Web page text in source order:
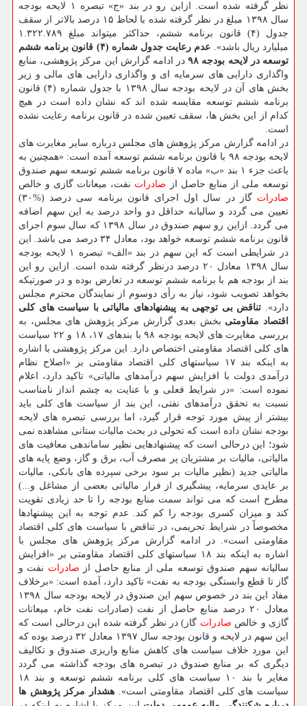
نظر گرفته شده است. ازاین رو در بند «ج» تبصره ۱ لایحه بودجه
سال ۱۳۹۸ مبلغ در نظر گرفته شده با لحاظ ۱۵ درصد بالاتر از سقف
جدول (۴) قانون برنامه ششم، حداكثر میتواند مبلغ ۱.۳۲۲.۷۸۹
میلیارد ریال باشد».
عدم رعایت جدول شماره (۴) قانون برنامه ششم
توسعه در لایحه بودجه ۹۸
در ادامه گزارش این مركز پژوهشی، منابع
واگذاری دارایی های سرمایه ای و واگذاری دارایی های مالی و زیر
بخش های آن در لایحه بودجه سال ۱۳۹۸ با جدول شماره (۴) قانون
برنامه ششم توسعه مقایسه شده اند كه نشان داده است در هیچ
كدام از این بخش ها، سقف تعیین شده در قانون برنامه رعایت نشده
است.
در ادامه گزارش مركز پژوهش های مجلس درباره سایر مغایرت های
لایحه بودجه ۹۸ با قانون برنامه ششم توسعه آمده است: «همچنین به
باعث جزء ۱ بند «ب» ماده ۷ قانون برنامه ششم توسعه سهم صندوق
توسعه ملی از منابع حاصل از صادرات نفت، میعانات گازی و خالص
صادرات
گاز در سال اول اجرای قانون برنامه سی درصد (%۳۰)
تعیین می گردد و سالیانه حداقل دو واحد درصد به این سهم اضافه
می گردد. ازاین رو سهم صندوق در سال ۱۳۹۸ كه سال سوم اجرای
قانون برنامه ششم توسعه خواهد بود، معادل ۳۴ درصد می باشد. این
در شرایطی است كه این سهم در بند «الف» تبصره ۱ لایحه بودجه
سال ۱۳۹۸ معادل ۲۰ درصد درنظر گرفته شده است. ازاین رو این
بند از بودجه هم با برنامه ششم توسعه در تعارض بوده و در صورتیكه
بخواهد تصویب شود، نیاز به رأی دوسوم از نمایندگان محترم مجلس
دارد». تناقض بی توجهی به پیشنهادهای مالیاتی با سیاست های كلی
اقتصاد مقاومتی بخش بعدی گزارش مركز پژوهش های مجلس، به
بررسی مغایرت های لایحه بودجه ۹۸ با بندهای ۱۷، ۱۸ و ۲۲ سیاست
های كلی اقتصاد مقاومتی اختصاص دارد. این مركز پژوهشی با اشاره
به اینكه بند ۱۷ سیاستهای كلی اقتصاد مقاومتی بر «اصلاح نظام
درآمدی دولت با افزایش سهم درآمدهای مالیاتی» تاكید دارد، اعلام
نموده است: «در شرایط فعلی و با عنایت به چشم انداز نامناسب
نسبت به تحقق درآمدهای نفتی، این بند از سیاست های كلی باید
بیشتر از پیش مورد توجه قرار گیرد، اما بررسی تبصره های لایحه
بودجه نشان داده است كه تحولی در بحث مالیات ستانی مشاهده نمی
شود؛ این درحالی است كه پیشنهادهایی نظیر ساماندهی معافیت های
مالیاتی، مالیات بر مشتریان پر مصرف آب، برق و گاز، وضع پایه های
مالیاتی جدید (نظیر مالیات بر سود برخی سپرده های بانكی، مالیات
بر عایدی سرمایه، پیشگیری از فرار مالیاتی بعضی از مشاغل و...)
مطرح است كه می تواند سمت منابع بودجه را تا حد زیادی تقویت
كند و میزان كسری بودجه را كم كند. عدم توجه به این پیشنهادها
مخصوصاً در شرایط تحریمی، در تناقض با سیاست های كلی اقتصاد
مقاومتی است». در ادامه گزارش مركز پژوهش های مجلس با
اشاره به اینكه بند ۱۸ سیاستهای كلی اقتصاد مقاومتی بر «افزایش
سالیانه سهم صندوق توسعه ملی از منابع حاصل از صادرات نفت و
گاز تا قطع وابستگی بودجه به نفت» تاكید دارد، آمده است: «برخلاف
مفاد این بند در خصوص سهم این صندوق در لایحه بودجه سال ۱۳۹۸
معادل ۲۰ درصد منابع حاصل از نفت (صادرات نفت خام، میعانات
گازی و خالص صادرات گاز) در نظر گرفته شده این درحالی است كه
این سهم در لایحه و قانون بودجه سال ۱۳۹۷ معادل ۳۲ درصد بوده كه
این مورد خلاف سیاست های كاهش منابع واریزی صندوق و تكالیف
دیگری كه بر منابع صندوق در تبصره های بودجه گذاشته می گردد
مغایر با بند ۱۰ سیاست های كلی برنامه ششم توسعه و بند ۱۸
سیاست های كلی اقتصاد مقاومتی است». هشدار مركز پژوهش ها